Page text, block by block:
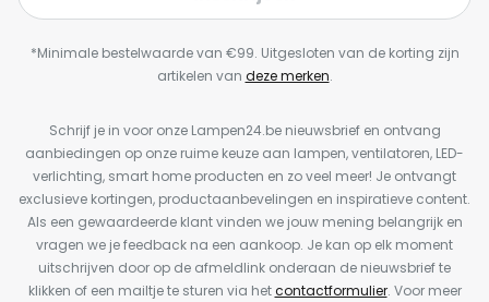
*Minimale bestelwaarde van €99. Uitgesloten van de korting zijn
artikelen van deze merken.
Schrijf je in voor onze Lampen24.be nieuwsbrief en ontvang
aanbiedingen op onze ruime keuze aan lampen, ventilatoren, LED-
verlichting, smart home producten en zo veel meer! Je ontvangt
exclusieve kortingen, productaanbevelingen en inspiratieve content.
Als een gewaardeerde klant vinden we jouw mening belangrijk en
vragen we je feedback na een aankoop. Je kan op elk moment
uitschrijven door op de afmeldlink onderaan de nieuwsbrief te
klikken of een mailtje te sturen via hetcontactformulier. Voor meer